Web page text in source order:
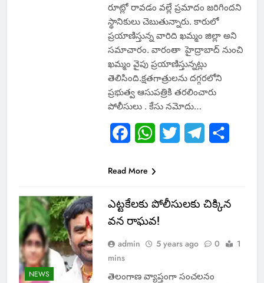
రూట్లో రావడం వల్లే ప్రమాదం జరిగిందని
స్థానికులు చెబుతున్నారు. కారులో
ప్రయాణిస్తున్న వారిది ఖమ్మం జిల్లా అని
సమాచారం. వారంతా హైద్రాబాద్ నుంచి
ఖమ్మం వైపు ప్రయాణిస్తున్నట్లు
తెలిసింది.క్షతగాత్రులను దగ్గరలోని
ప్రభుత్వ ఆసుపత్రికి తరలించారు
పోలీసులు . కేసు నమోదు…
FacebookWhatsApp
Twitter Telegram
Read More
NEWS
ఎట్టకేలకు పోలీసులకు చిక్కిన
వన రాఘవ!
admin 5 years ago 0
1
mins
తెలంగాణ వ్యాప్తంగా సంచలనం